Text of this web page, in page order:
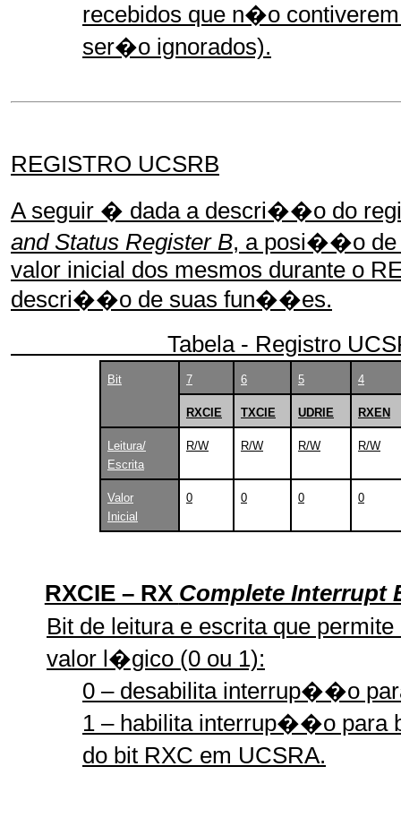
recebidos que n�o
ser�o ignorados).
REGISTRO UCSRB
A seguir � dada a descri��o do
and Status Register B, a posi��o de
valor inicial dos mesmos durante o
descri��o de suas fun��es.
Tabela - Registro
Bit 7 6 5 4
RXCIE TXCIE UDRIE RXEN
Leitura/
Escrita
R/W R/W R/W R/W
Valor
Inicial
0 0 0 0
RXCIE – RX Complete Interrupt
Bit de leitura e escrita que
valor l�gico (0 ou 1):
0 – desabilita interrup��o
1 – habilita interrup��o para
do bit RXC em UCSRA.